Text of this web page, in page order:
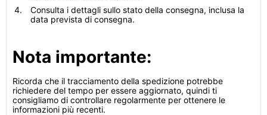
Consulta i dettagli sullo stato della consegna, inclusa la
data prevista di consegna.
Nota importante:
Ricorda che il tracciamento della spedizione potrebbe
richiedere del tempo per essere aggiornato, quindi ti
consigliamo di controllare regolarmente per ottenere le
informazioni più recenti.